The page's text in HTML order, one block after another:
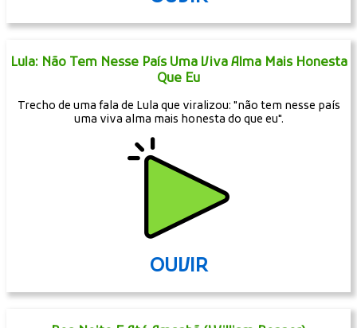
Lula: Não Tem Nesse País Uma Viva Alma Mais Honesta
Que Eu
Trecho de uma fala de Lula que viralizou: "não tem nesse país
uma viva alma mais honesta do que eu".
OUVIR